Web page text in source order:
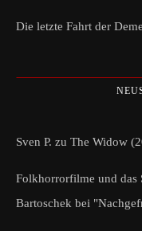
Die letzte Fahrt der
Sven P. zu The Widow
Folkhorrorfilme und das
Bartoschek bei